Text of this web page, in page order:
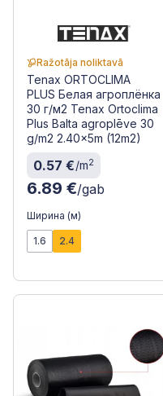
Ražotāja noliktavā
Tenax ORTOCLIMA
PLUS Белая агроплёнка
30 г/м2 Tenax Ortoclima
Plus Balta agroplēve 30
g/m2 2.40x5m (12m2)
0.57 €/m2
6.89 €/gab
Ширина (м)
1.6 2.4